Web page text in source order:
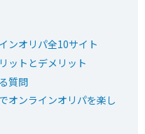
ガチャが6種類！
以上獲得
チャが引ける
ンオリパ全10サイト
ットとデメリット
質問
オンラインオリパを楽し